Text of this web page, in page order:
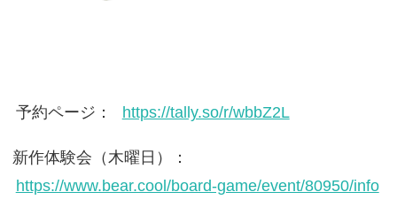
予約ページ： https://tally.so/r/wbbZ2L
新作体験会（木曜日）：
https://www.bear.cool/board-game/event/80950/info